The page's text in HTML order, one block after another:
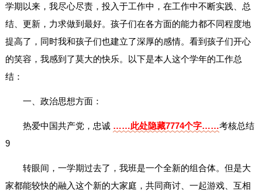
学期以来，我尽心尽责，投入于工作中，在工作中不断实践、总
结、更新，力求做到最好。孩子们在各方面的能力都不同程度地
提高了，同时我和孩子们也建立了深厚的感情。看到孩子们开心
的笑容，我感到了莫大的快乐。以下是本人这个学年的工作总
结：
一、政治思想方面：
热爱中国共产党，忠诚 ……此处隐藏7774个字……考核总结
9
转眼间，一学期过去了，我班是一个全新的组合体。但是大
家都能较快的融入这个新的大家庭，共同商讨、一起游戏、互相